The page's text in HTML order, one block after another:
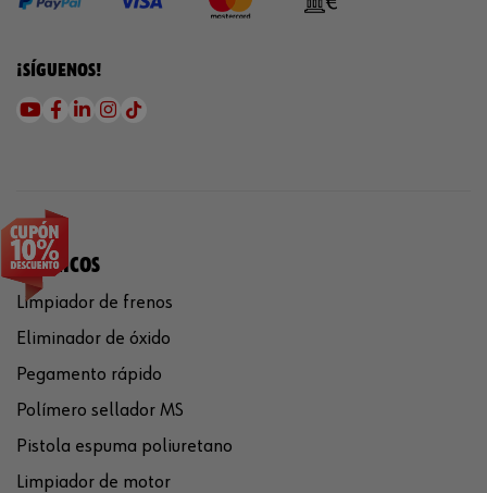
¡SÍGUENOS!
QUÍMICOS
Limpiador de frenos
Eliminador de óxido
Pegamento rápido
Polímero sellador MS
Pistola espuma poliuretano
Limpiador de motor